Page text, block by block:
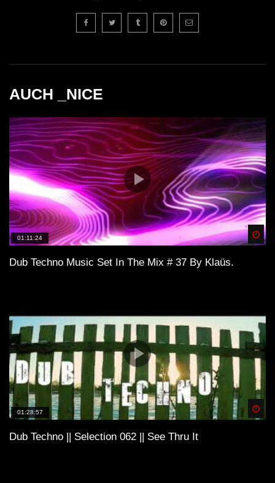
Dub Techno Music Set # 44 By Klaüs.
Dub Techno Session #27
‘Lost Time’ dub techno live jam
Elias. (DE) – Dub Techno TV Podcast
Dub Techno Sessions Episode 049
Dub Techno || Selection 066 || Back and
Forth
Dub Techno Music Set In The Mix # 31
AUCH _NICE
01:11:24
Dub Techno Music Set In The Mix # 37 By Klaüs.
01:28:57
Dub Techno || Selection 062 || See Thru It